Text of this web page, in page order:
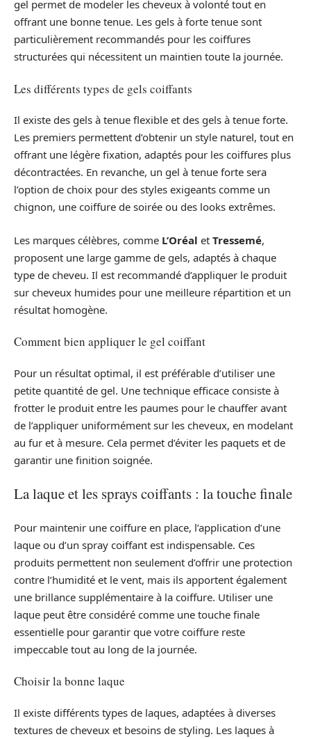
gel permet de modeler les cheveux à volonté tout en
offrant une bonne tenue. Les gels à forte tenue sont
particulièrement recommandés pour les coiffures
structurées qui nécessitent un maintien toute la journée.
Les différents types de gels coiffants
Il existe des gels à tenue flexible et des gels à tenue forte.
Les premiers permettent d’obtenir un style naturel, tout en
offrant une légère fixation, adaptés pour les coiffures plus
décontractées. En revanche, un gel à tenue forte sera
l’option de choix pour des styles exigeants comme un
chignon, une coiffure de soirée ou des looks extrêmes.
Les marques célèbres, comme L’Oréal et Tressemé,
proposent une large gamme de gels, adaptés à chaque
type de cheveu. Il est recommandé d’appliquer le produit
sur cheveux humides pour une meilleure répartition et un
résultat homogène.
Comment bien appliquer le gel coiffant
Pour un résultat optimal, il est préférable d’utiliser une
petite quantité de gel. Une technique efficace consiste à
frotter le produit entre les paumes pour le chauffer avant
de l’appliquer uniformément sur les cheveux, en modelant
au fur et à mesure. Cela permet d’éviter les paquets et de
garantir une finition soignée.
La laque et les sprays coiffants : la touche finale
Pour maintenir une coiffure en place, l’application d’une
laque ou d’un spray coiffant est indispensable. Ces
produits permettent non seulement d’offrir une protection
contre l’humidité et le vent, mais ils apportent également
une brillance supplémentaire à la coiffure. Utiliser une
laque peut être considéré comme une touche finale
essentielle pour garantir que votre coiffure reste
impeccable tout au long de la journée.
Choisir la bonne laque
Il existe différents types de laques, adaptées à diverses
textures de cheveux et besoins de styling. Les laques à